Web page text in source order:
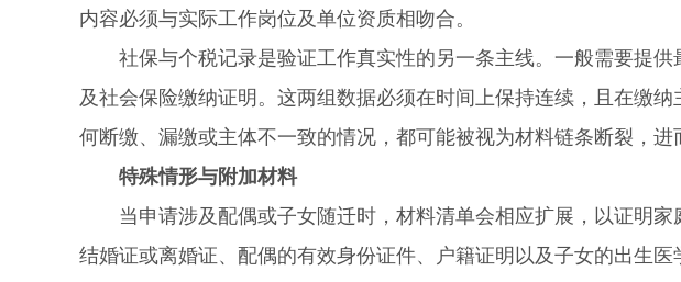
内容必须与实际工作岗位及单位资质相吻合。
社保与个税记录是验证工作真实性的另一条主线。一般需要提供
及社会保险缴纳证明。这两组数据必须在时间上保持连续，且在缴
何断缴、漏缴或主体不一致的情况，都可能被视为材料链条断裂，进
特殊情形与附加材料
当申请涉及配偶或子女随迁时，材料清单会相应扩展，以证明家
结婚证或离婚证、配偶的有效身份证件、户籍证明以及子女的出生